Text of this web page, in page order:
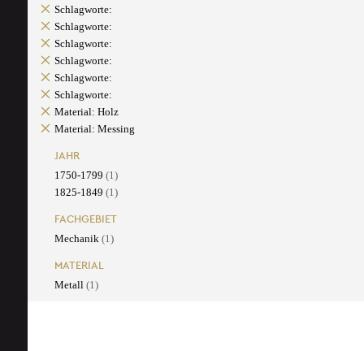
Schlagworte:
Schlagworte:
Schlagworte:
Schlagworte:
Schlagworte:
Schlagworte:
Material: Holz
Material: Messing
JAHR
1750-1799 (1)
1825-1849 (1)
FACHGEBIET
Mechanik (1)
MATERIAL
Metall (1)